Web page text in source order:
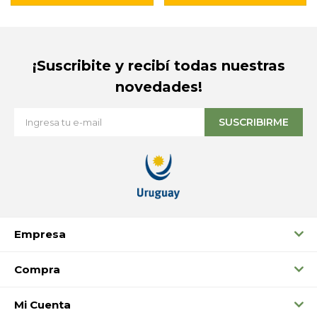
Empresa
Compra
Mi Cuenta
¡Suscribite y recibí todas nuestras
novedades!
SUSCRIBIRME